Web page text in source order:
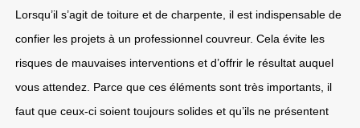
Lorsqu’il s’agit de toiture et de charpente, il est indispensable de
confier les projets à un professionnel couvreur. Cela évite les
risques de mauvaises interventions et d’offrir le résultat auquel
vous attendez. Parce que ces éléments sont très importants, il
faut que ceux-ci soient toujours solides et qu’ils ne présentent